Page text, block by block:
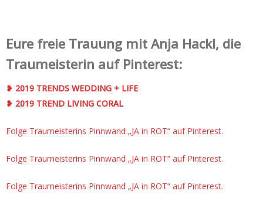
Eure freie Trauung mit Anja Hackl, die
Traumeisterin auf Pinterest:
❥ 2019 TRENDS WEDDING + LIFE
❥ 2019 TREND LIVING CORAL
Folge Traumeisterins Pinnwand „JA in ROT“ auf Pinterest.
Folge Traumeisterins Pinnwand „JA in ROT“ auf Pinterest.
Folge Traumeisterins Pinnwand „JA in ROT“ auf Pinterest.